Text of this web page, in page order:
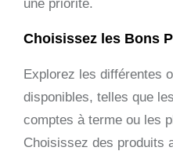
une priorité.
Choisissez les Bons
Explorez les différentes
disponibles, telles que
comptes à terme ou les
Choisissez des produits